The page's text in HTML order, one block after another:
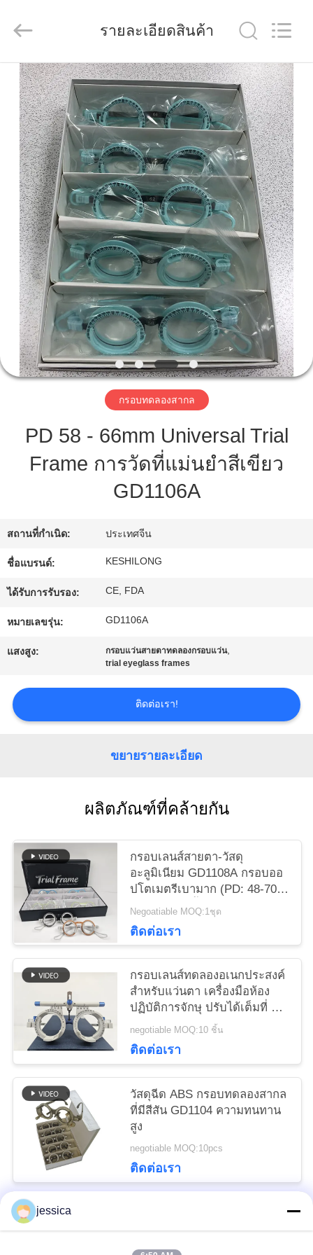
บ้าน
สินค้า
วิดีโอ
เกี่ยว
กับ
เรา
ทัวร์
โรงงาน
ควบคุม
คุณภาพ
ติดต่อ
เรา
ใบ
ราคา
PRIVACY
POLICY
Trade
SCM
Rights
Reserved.
รายละเอียดสินค้า
กรอบทดลองสากล
PD 58 - 66mm Universal Trial
Frame การวัดที่แม่นยำสีเขียว
GD1106A
สถานที่กำเนิด: ประเทศจีน
ชื่อแบรนด์: KESHILONG
ได้รับการรับรอง: CE, FDA
หมายเลขรุ่น: GD1106A
แสงสูง: กรอบแว่นสายตาทดลองกรอบแว่น,
trial eyeglass frames
ติดต่อเรา!
ขยายรายละเอียด
ผลิตภัณฑ์ที่คล้ายกัน
กรอบเลนส์สายตา-วัสดุ
อะลูมิเนียม GD1108A กรอบออ
ปโตเมตรีเบามาก (PD: 48-70)
5 สี, แพ็ค 6 ชิ้น
Negoatiable MOQ:1ชุด
ติดต่อเรา
กรอบเลนส์ทดลองอเนกประสงค์
สำหรับแว่นตา เครื่องมือห้อง
ปฏิบัติการจักษุ ปรับได้เต็มที่ น้ำ
หนักเบา GD1101-I
negotiable MOQ:10 ชิ้น
ติดต่อเรา
วัสดุฉีด ABS กรอบทดลองสากล
ที่มีสีสัน GD1104 ความทนทาน
สูง
negotiable MOQ:10pcs
ติดต่อเรา
หมวดหมู่ยอดนิยม
jessica